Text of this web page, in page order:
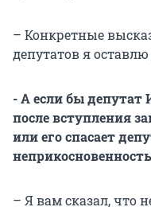
– Конкретные
депутатов я
- А если бы депутат
после вступления
или его спасает
– Я вам сказал, что